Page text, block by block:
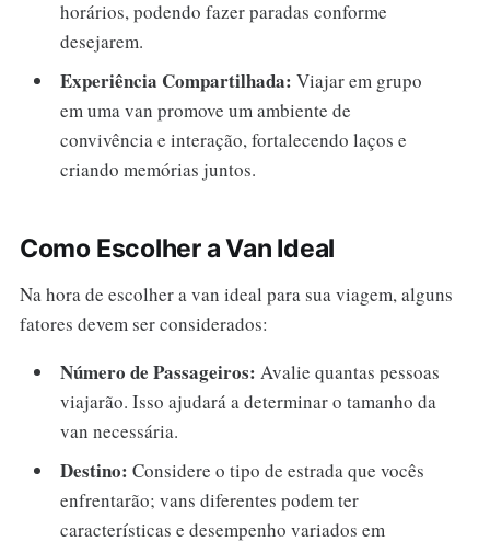
horários, podendo fazer paradas conforme
desejarem.
Experiência Compartilhada: Viajar em grupo
em uma van promove um ambiente de
convivência e interação, fortalecendo laços e
criando memórias juntos.
Como Escolher a Van Ideal
Na hora de escolher a van ideal para sua viagem, alguns
fatores devem ser considerados:
Número de Passageiros: Avalie quantas pessoas
viajarão. Isso ajudará a determinar o tamanho da
van necessária.
Destino: Considere o tipo de estrada que vocês
enfrentarão; vans diferentes podem ter
características e desempenho variados em